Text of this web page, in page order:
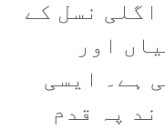
نسل کے
اور
ہے۔ ایسی
پہ قدم